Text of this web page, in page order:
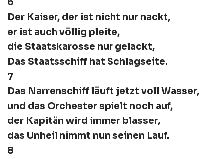
Der Kaiser, der ist nicht nur nackt,
er ist auch völlig pleite,
die Staatskarosse nur gelackt,
Das Staatsschiff hat Schlagseite.
7
Das Narrenschiff läuft jetzt voll Wasser,
und das Orchester spielt noch auf,
der Kapitän wird immer blasser,
das Unheil nimmt nun seinen Lauf.
8